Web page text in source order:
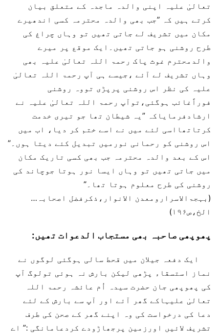
تعالیٰ علیہ اپنی والدہ ماجدہ کے متعلق بیان
کرتے ہیں کہ ”جب بھی والدہ محترمہ کسی اندھیرے
مکان میں تشریف لے جاتی تھیں تو وہاں چراغ کی
طرح روشنی ہو جاتی تھیں۔ایک موقع پر میرے
والدمحترم غوث پاک رحمۃ اللہ تعالیٰ علیہ بھی
وہاں تشریف لے آئے ،جیسے ہی آپ رحمۃ اللہ تعالیٰ
علیہ کی نظر اس روشنی پرپڑی تووہ روشنی
فوراًغائب ہوگئی،توآپ رحمۃ اللہ تعالیٰ علیہ نے
ارشادفرمایاکہ ”یہ شیطان تھا جو تیری خدمت
کرتاتھااسی لئے میں نے اسے ختم کر دیا، اب میں
اس روشنی کو رحمانی نورمیں تبدیل کئے دیتا ہوں۔”
اس کے بعد والدہ محترمہ جب بھی کسی تاریک مکان
میں جاتی تھیں تو وہاں ایسا نور ہوتا جوچاند کی
روشنی کی طرح معلوم ہوتا تھا۔”
(بہجۃالاسرارومعدن الانوار،ذکرفضل اصحابہ…
الخ،ص۱۹۶)
پھوپھی صاحبہ بھی مستجاب الدعوات تھیں:
ایک دفعہ جیلان میں قحط سالی ہوگئی لوگوں نے
نماز استسقاء پڑھی لیکن بارش نہ ہوئی تولوگ آپ
کی پھوپھی جان حضرت سیدہ اُم عائشہ رحمۃ اللہ
تعالیٰ علیہاکے گھر آئے اور آپ سے بارش کے لئے
دعا کی درخواست کی وہ اپنے گھر کے صحن کی طرف
تشریف لائیں اورزمین پرجھاڑودے کردعامانگی :” اے